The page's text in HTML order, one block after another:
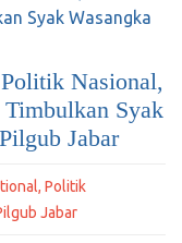
Nasional,
Syak
Jabar
, Politik
Jabar